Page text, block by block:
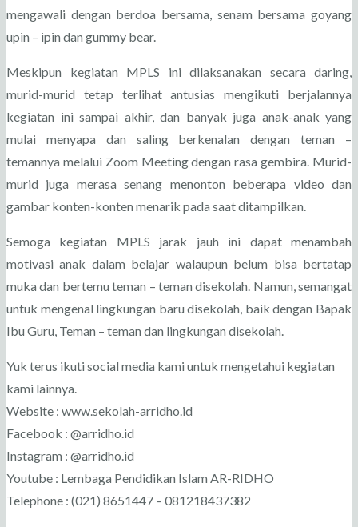
mengawali dengan berdoa bersama, senam bersama goyang
upin – ipin dan gummy bear.
Meskipun kegiatan MPLS ini dilaksanakan secara daring,
murid-murid tetap terlihat antusias mengikuti berjalannya
kegiatan ini sampai akhir, dan banyak juga anak-anak yang
mulai menyapa dan saling berkenalan dengan teman –
temannya melalui Zoom Meeting dengan rasa gembira. Murid-
murid juga merasa senang menonton beberapa video dan
gambar konten-konten menarik pada saat ditampilkan.
Semoga kegiatan MPLS jarak jauh ini dapat menambah
motivasi anak dalam belajar walaupun belum bisa bertatap
muka dan bertemu teman – teman disekolah. Namun, semangat
untuk mengenal lingkungan baru disekolah, baik dengan Bapak
Ibu Guru, Teman – teman dan lingkungan disekolah.
Yuk terus ikuti social media kami untuk mengetahui kegiatan
kami lainnya.
Website : www.sekolah-arridho.id
Facebook : @arridho.id
Instagram : @arridho.id
Youtube : Lembaga Pendidikan Islam AR-RIDHO
Telephone : (021) 8651447 – 081218437382